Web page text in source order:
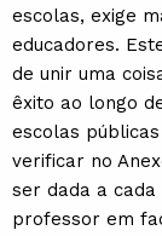
escolas, exige
educadores.
de unir uma
êxito ao longo
escolas
verificar no
ser dada a
professor em